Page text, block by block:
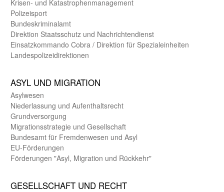
Krisen- und Katastrophen­management
Polizeisport
Bundes­kriminal­amt
Direktion Staats­schutz und Nach­richten­dienst
Einsatz­kommando Cobra / Direktion für Spezialeinheiten
Landes­polizei­direk­tionen
ASYL UND MIGRA­TION
Asyl­wesen
Nieder­lassung und Aufent­halts­recht
Grund­versorgung
Migrations­strategie und Gesell­schaft
Bundes­amt für Fremden­wesen und Asyl
EU-Förde­rungen
Förderungen "Asyl, Migration und Rückkehr"
GE­SELL­SCHAFT UND RECHT